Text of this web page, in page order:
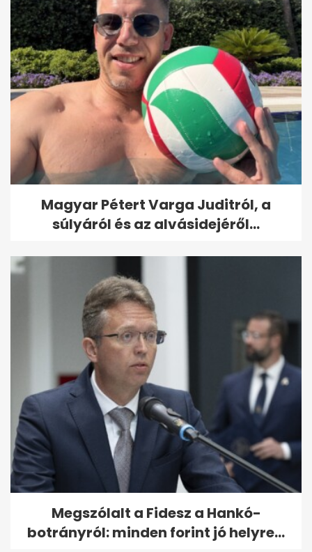
Magyar Pétert Varga Juditról, a
súlyáról és az alvásidejéről...
Megszólalt a Fidesz a Hankó-
botrányról: minden forint jó helyre...